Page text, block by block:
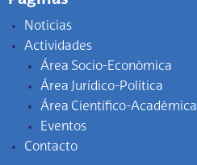
Noticias
Actividades
Área Socio-Económica
Área Jurídico-Política
Área Científico-Académica
Eventos
Contacto